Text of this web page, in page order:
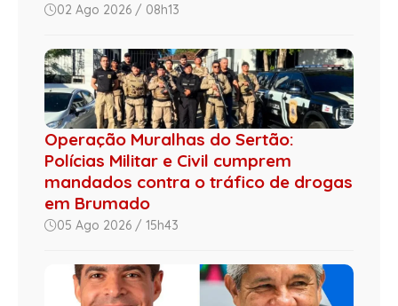
02 Ago 2026 / 08h13
Operação Muralhas do Sertão:
Polícias Militar e Civil cumprem
mandados contra o tráfico de drogas
em Brumado
05 Ago 2026 / 15h43